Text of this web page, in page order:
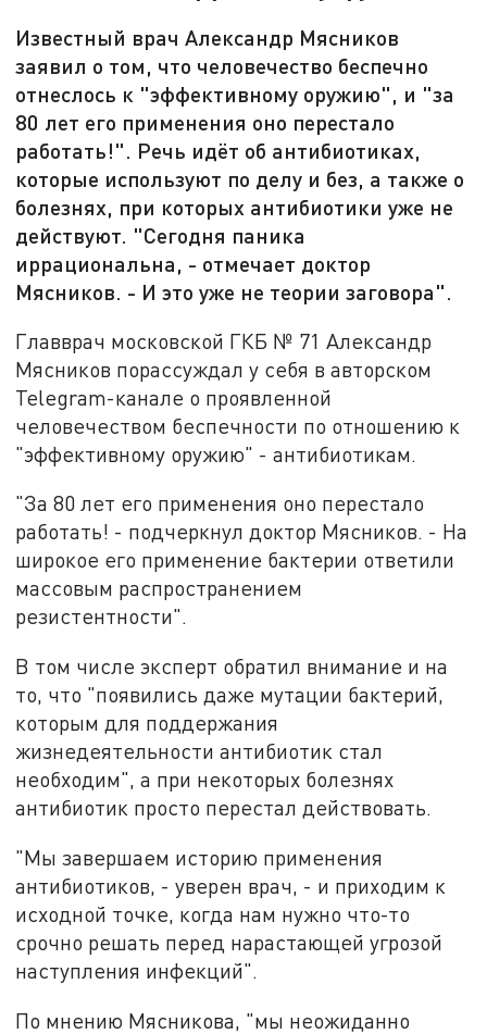
Известный врач Александр Мясников
заявил о том, что человечество беспечно
отнеслось к "эффективному оружию", и "за
80 лет его применения оно перестало
работать!". Речь идёт об антибиотиках,
которые используют по делу и без, а также о
болезнях, при которых антибиотики уже не
действуют. "Сегодня паника
иррациональна, - отмечает доктор
Мясников. - И это уже не теории заговора".
Главврач московской ГКБ № 71 Александр
Мясников порассуждал у себя в авторском
Telegram-канале о проявленной
человечеством беспечности по отношению к
"эффективному оружию" - антибиотикам.
"За 80 лет его применения оно перестало
работать! - подчеркнул доктор Мясников. - На
широкое его применение бактерии ответили
массовым распространением
резистентности".
В том числе эксперт обратил внимание и на
то, что "появились даже мутации бактерий,
которым для поддержания
жизнедеятельности антибиотик стал
необходим", а при некоторых болезнях
антибиотик просто перестал действовать.
"Мы завершаем историю применения
антибиотиков, - уверен врач, - и приходим к
исходной точке, когда нам нужно что-то
срочно решать перед нарастающей угрозой
наступления инфекций".
По мнению Мясникова, "мы неожиданно